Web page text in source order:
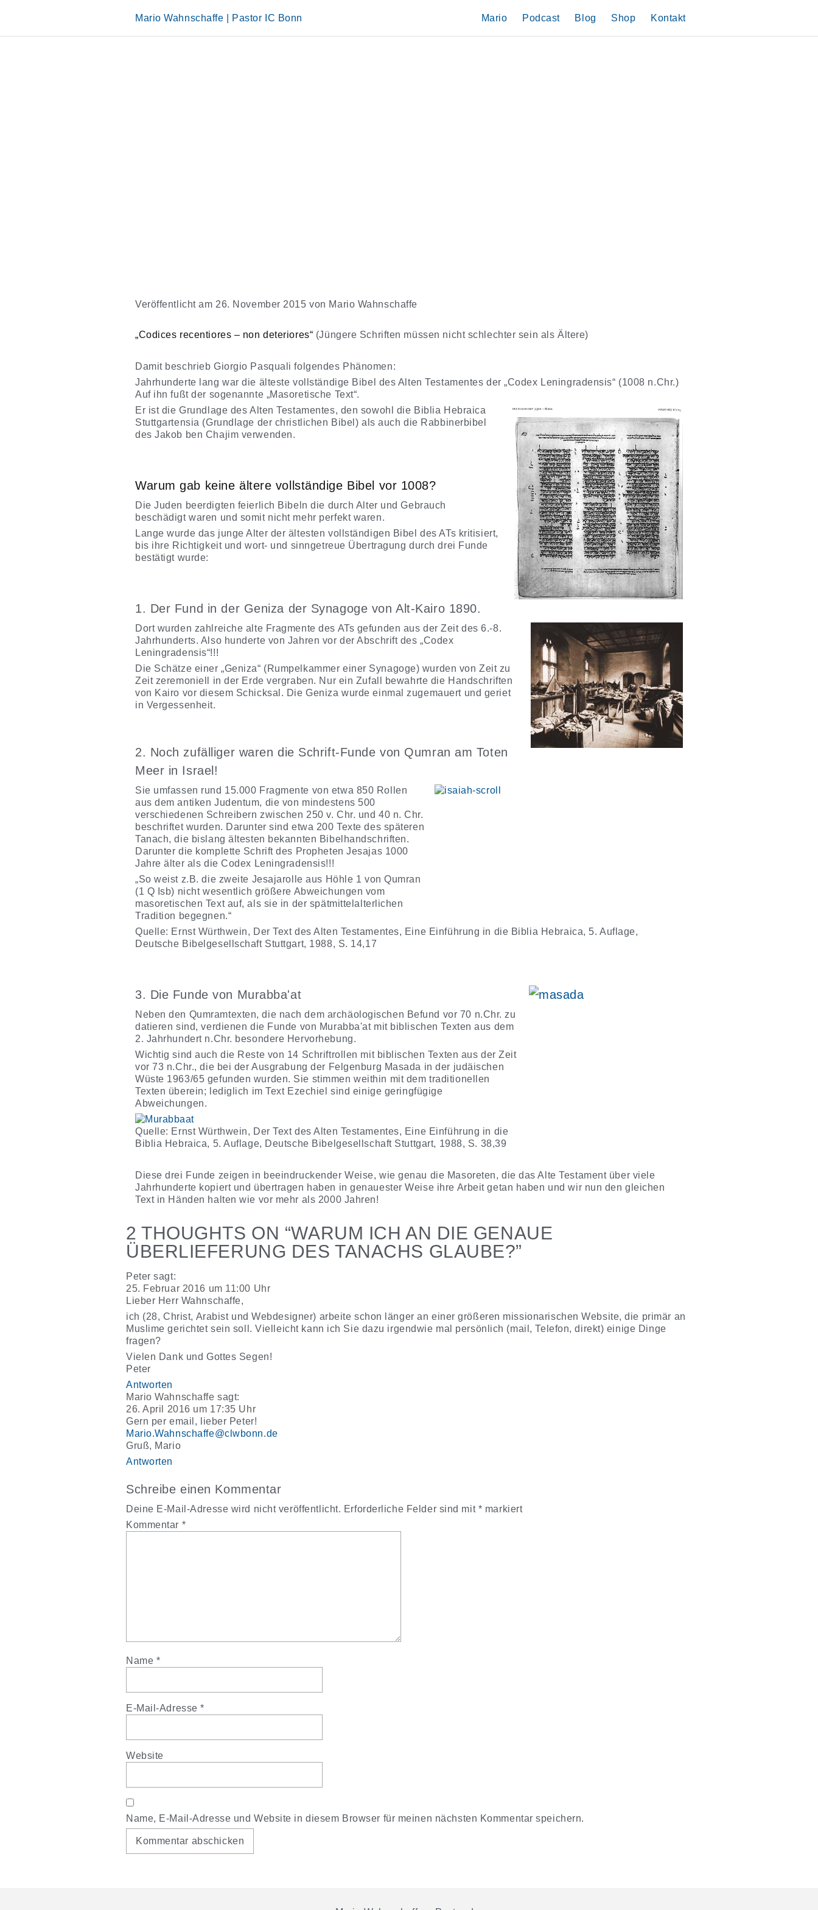
Mario Wahnschaffe | Pastor IC Bonn Mario Podcast Blog Shop Kontakt
Veröffentlicht am 26. November 2015 von Mario Wahnschaffe
„Codices recentiores – non deteriores“ (Jüngere Schriften müssen nicht schlechter sein als Ältere)
Damit beschrieb Giorgio Pasquali folgendes Phänomen:
Jahrhunderte lang war die älteste vollständige Bibel des Alten Testamentes der „Codex Leningradensis“ (1008 n.Chr.)
Auf ihn fußt der sogenannte „Masoretische Text“.
Er ist die Grundlage des Alten Testamentes, den sowohl die Biblia Hebraica
Stuttgartensia (Grundlage der christlichen Bibel) als auch die Rabbinerbibel
des Jakob ben Chajim verwenden.
Warum gab keine ältere vollständige Bibel vor 1008?
Die Juden beerdigten feierlich Bibeln die durch Alter und Gebrauch
beschädigt waren und somit nicht mehr perfekt waren.
Lange wurde das junge Alter der ältesten vollständigen Bibel des ATs kritisiert,
bis ihre Richtigkeit und wort- und sinngetreue Übertragung durch drei Funde
bestätigt wurde:
1. Der Fund in der Geniza der Synagoge von Alt-Kairo 1890.
Dort wurden zahlreiche alte Fragmente des ATs gefunden aus der Zeit des 6.-8.
Jahrhunderts. Also hunderte von Jahren vor der Abschrift des „Codex
Leningradensis“!!!
Die Schätze einer „Geniza“ (Rumpelkammer einer Synagoge) wurden von Zeit zu
Zeit zeremoniell in der Erde vergraben. Nur ein Zufall bewahrte die Handschriften
von Kairo vor diesem Schicksal. Die Geniza wurde einmal zugemauert und geriet
in Vergessenheit.
2. Noch zufälliger waren die Schrift-Funde von Qumran am Toten
Meer in Israel!
Sie umfassen rund 15.000 Fragmente von etwa 850 Rollen
aus dem antiken Judentum, die von mindestens 500
verschiedenen Schreibern zwischen 250 v. Chr. und 40 n. Chr.
beschriftet wurden. Darunter sind etwa 200 Texte des späteren
Tanach, die bislang ältesten bekannten Bibelhandschriften.
Darunter die komplette Schrift des Propheten Jesajas 1000
Jahre älter als die Codex Leningradensis!!!
„So weist z.B. die zweite Jesajarolle aus Höhle 1 von Qumran
(1 Q Isb) nicht wesentlich größere Abweichungen vom
masoretischen Text auf, als sie in der spätmittelalterlichen
Tradition begegnen.“
Quelle: Ernst Würthwein, Der Text des Alten Testamentes, Eine Einführung in die Biblia Hebraica, 5. Auflage,
Deutsche Bibelgesellschaft Stuttgart, 1988, S. 14,17
3. Die Funde von Murabba'at
Neben den Qumramtexten, die nach dem archäologischen Befund vor 70 n.Chr. zu
datieren sind, verdienen die Funde von Murabba'at mit biblischen Texten aus dem
2. Jahrhundert n.Chr. besondere Hervorhebung.
Wichtig sind auch die Reste von 14 Schriftrollen mit biblischen Texten aus der Zeit
vor 73 n.Chr., die bei der Ausgrabung der Felgenburg Masada in der judäischen
Wüste 1963/65 gefunden wurden. Sie stimmen weithin mit dem traditionellen
Texten überein; lediglich im Text Ezechiel sind einige geringfügige
Abweichungen.
Quelle: Ernst Würthwein, Der Text des Alten Testamentes, Eine Einführung in die
Biblia Hebraica, 5. Auflage, Deutsche Bibelgesellschaft Stuttgart, 1988, S. 38,39
Diese drei Funde zeigen in beeindruckender Weise, wie genau die Masoreten, die das Alte Testament über viele
Jahrhunderte kopiert und übertragen haben in genauester Weise ihre Arbeit getan haben und wir nun den gleichen
Text in Händen halten wie vor mehr als 2000 Jahren!
2 THOUGHTS ON “WARUM ICH AN DIE GENAUE
ÜBERLIEFERUNG DES TANACHS GLAUBE?”
Peter sagt:
25. Februar 2016 um 11:00 Uhr
Lieber Herr Wahnschaffe,
ich (28, Christ, Arabist und Webdesigner) arbeite schon länger an einer größeren missionarischen Website, die primär an
Muslime gerichtet sein soll. Vielleicht kann ich Sie dazu irgendwie mal persönlich (mail, Telefon, direkt) einige Dinge
fragen?
Vielen Dank und Gottes Segen!
Peter
Antworten
Mario Wahnschaffe sagt:
26. April 2016 um 17:35 Uhr
Gern per email, lieber Peter!
Mario.Wahnschaffe@clwbonn.de
Gruß, Mario
Antworten
Schreibe einen Kommentar
Deine E-Mail-Adresse wird nicht veröffentlicht. Erforderliche Felder sind mit * markiert
Kommentar *
Name *
E-Mail-Adresse*
Website
Name, E-Mail-Adresse und Website in diesem Browser für meinen nächsten Kommentar speichern.